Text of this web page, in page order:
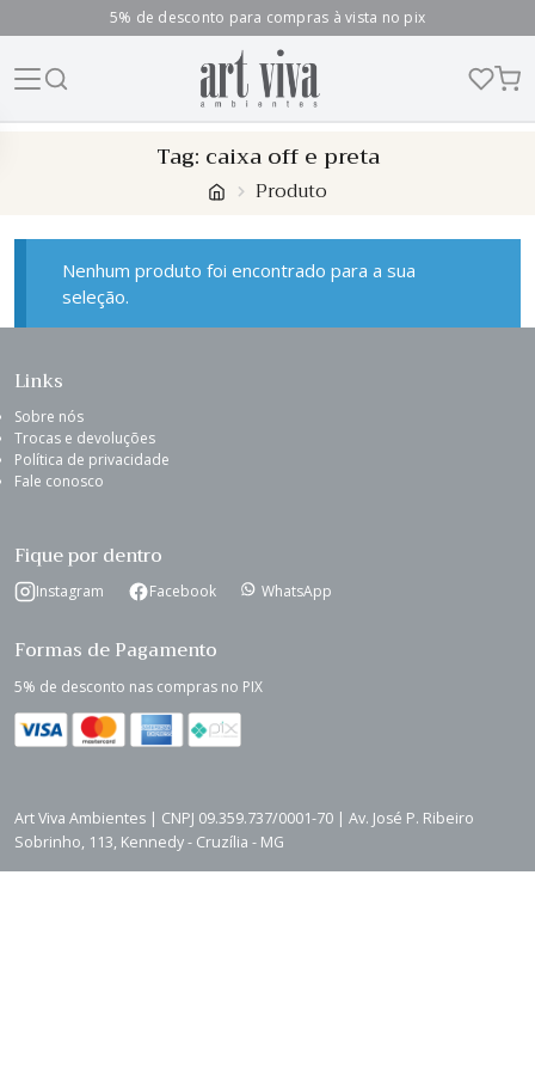
5% de desconto para compras à vista no pix
Tag: caixa off e preta
Produto
Nenhum produto foi encontrado para a sua
seleção.
Links
Sobre nós
Trocas e devoluções
Política de privacidade
Fale conosco
Fique por dentro
Instagram Facebook WhatsApp
Formas de Pagamento
5% de desconto nas compras no PIX
Art Viva Ambientes | CNPJ 09.359.737/0001-70 | Av. José P. Ribeiro
Sobrinho, 113, Kennedy - Cruzília - MG